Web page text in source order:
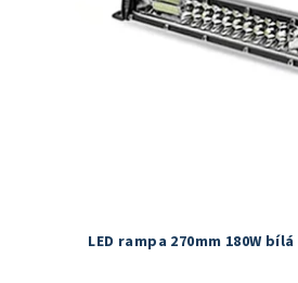
LED rampa 270mm 180W bílá